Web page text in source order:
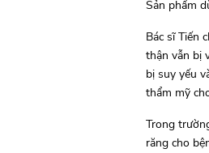
Sản phẩm
Bác sĩ Tiến
thận vẫn bị
bị suy yếu
thẩm mỹ
Trong
răng cho